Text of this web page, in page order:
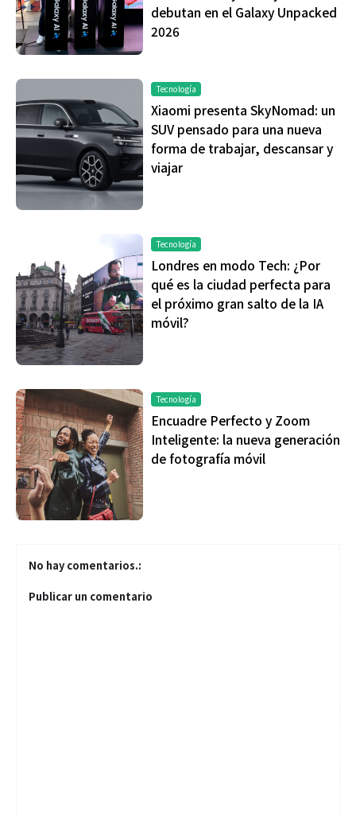
debutan en el Galaxy Unpacked
2026
Tecnología
Xiaomi presenta SkyNomad: un
SUV pensado para una nueva
forma de trabajar, descansar y
viajar
Tecnología
Londres en modo Tech: ¿Por
qué es la ciudad perfecta para
el próximo gran salto de la IA
móvil?
Tecnología
Encuadre Perfecto y Zoom
Inteligente: la nueva generación
de fotografía móvil
No hay comentarios.:
Publicar un comentario